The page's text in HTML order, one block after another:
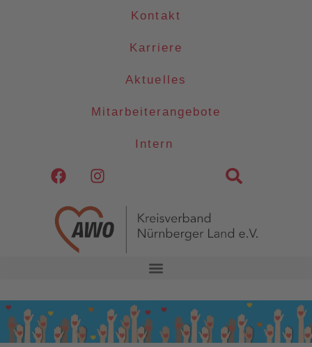
Kontakt
Karriere
Aktuelles
Mitarbeiterangebote
Intern